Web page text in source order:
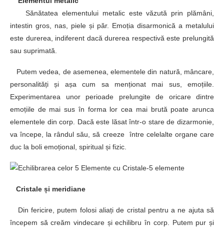
Sănătatea elementului metalic este văzută prin plămâni,
intestin gros, nas, piele și păr. Emoția disarmonică a metalului
este durerea, indiferent dacă durerea respectivă este prelungită
sau suprimată.
Putem vedea, de asemenea, elementele din natură, mâncare,
personalități și așa cum sa menționat mai sus, emoțiile.
Experimentarea unor perioade prelungite de oricare dintre
emoțiile de mai sus în forma lor cea mai brută poate arunca
elementele din corp. Dacă este lăsat într-o stare de dizarmonie,
va începe, la rândul său, să creeze între celelalte organe care
duc la boli emoțional, spiritual și fizic.
Cristale și meridiane
Din fericire, putem folosi aliați de cristal pentru a ne ajuta să
începem să creăm vindecare și echilibru în corp. Putem pur și